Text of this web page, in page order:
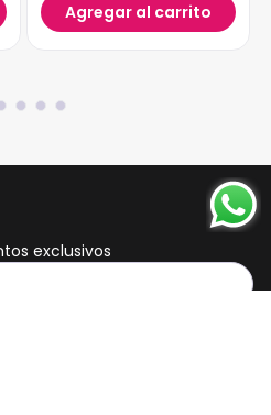
Agregar al carrito
exclusivos